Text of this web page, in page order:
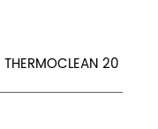
20